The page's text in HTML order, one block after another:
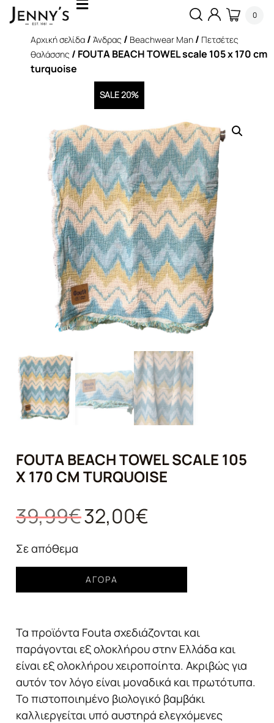
0
Αρχική σελίδα / Άνδρας / Beachwear Man / Πετσέτες
θαλάσσης / FOUTA BEACH TOWEL scale 105 x 170 cm
turquoise
SALE 20%
FOUTA BEACH TOWEL SCALE 105
X 170 CM TURQUOISE
39,99€ Original
price
32,00€
Σε απόθεμα
105
x
170
turquoise
ποσότητα
ΑΓΟΡΆ
Τα προϊόντα Fouta σχεδιάζονται και
παράγονται εξ ολοκλήρου στην Ελλάδα και
είναι εξ ολοκλήρου χειροποίητα. Ακριβώς για
αυτόν τον λόγο είναι μοναδικά και πρωτότυπα.
Το πιστοποιημένο βιολογικό βαμβάκι
καλλιεργείται υπό αυστηρά ελεγχόμενες